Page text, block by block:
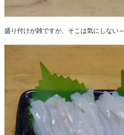
盛り付けが雑ですが、そこは気にしない～